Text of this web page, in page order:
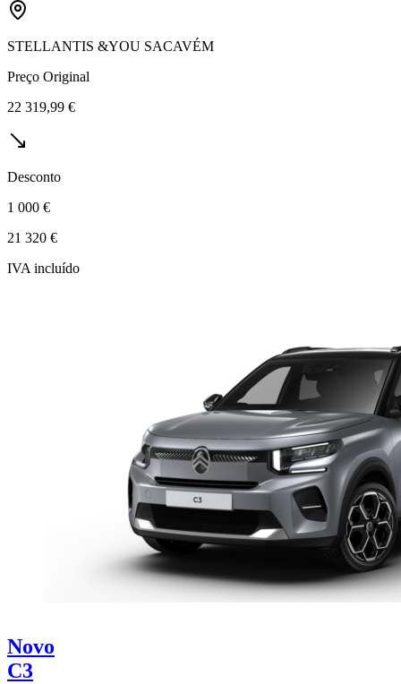
STELLANTIS &YOU SACAVÉM
Preço Original
22 319,99 €
Desconto
1 000 €
21 320 €
IVA incluído
Novo
C3